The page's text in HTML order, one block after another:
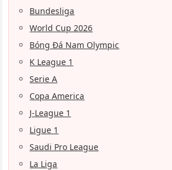
Bundesliga
World Cup 2026
Bóng Đá Nam Olympic
K League 1
Serie A
Copa America
J-League 1
Ligue 1
Saudi Pro League
La Liga